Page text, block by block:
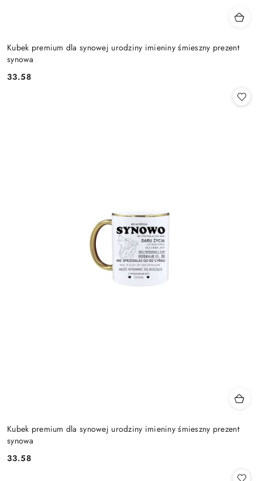
Kubek premium dla synowej urodziny imieniny śmieszny prezent
synowa
Cena:
33.58
Kubek premium dla synowej urodziny imieniny śmieszny prezent
synowa
Cena:
33.58